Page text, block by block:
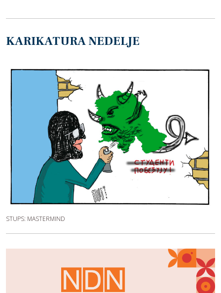
KARIKATURA NEDELJE
STUPS: MASTERMIND